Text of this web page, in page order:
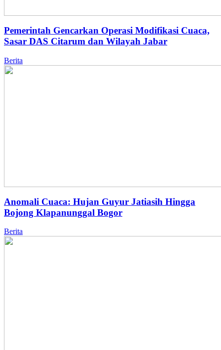
Pemerintah Gencarkan Operasi Modifikasi Cuaca,
Sasar DAS Citarum dan Wilayah Jabar
Berita
Anomali Cuaca: Hujan Guyur Jatiasih Hingga
Bojong Klapanunggal Bogor
Berita